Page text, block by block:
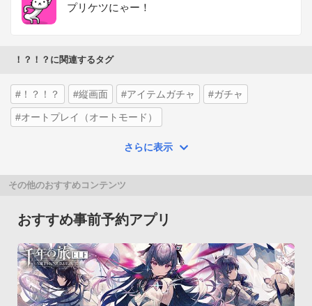
プリケツにゃー！
！？！？に関連するタグ
#！？！？ #縦画面 #アイテムガチャ #ガチャ
#オートプレイ（オートモード）
さらに表示
その他のおすすめコンテンツ
おすすめ事前予約アプリ